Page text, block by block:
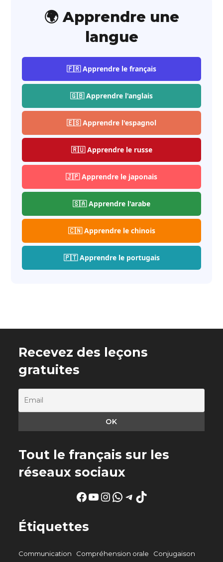
🌍 Apprendre une
langue
🇫🇷 Apprendre le français
🇬🇧 Apprendre l'anglais
🇪🇸 Apprendre l'espagnol
🇷🇺 Apprendre le russe
🇯🇵 Apprendre le japonais
🇸🇦 Apprendre l'arabe
🇨🇳 Apprendre le chinois
🇵🇹 Apprendre le portugais
Recevez des leçons
gratuites
Tout le français sur les
réseaux sociaux
Facebook
YouTube
Instagram
WhatsApp
Telegram
TikTok
Étiquettes
Communication Compréhension orale
Conjugaison